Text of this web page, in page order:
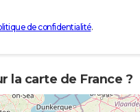
de confidentialité.
la carte de France ?